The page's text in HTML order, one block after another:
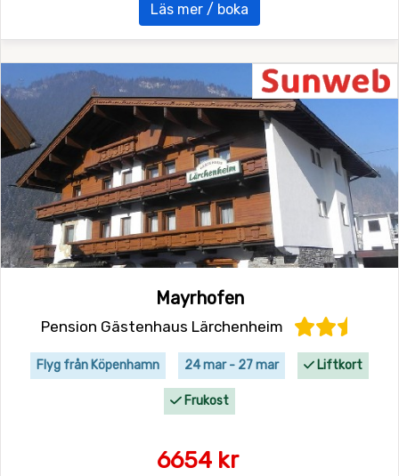
Läs mer / boka
Mayrhofen
Pension Gästenhaus Lärchenheim
Flyg från Köpenhamn 24 mar - 27 mar Liftkort
Frukost
6654 kr